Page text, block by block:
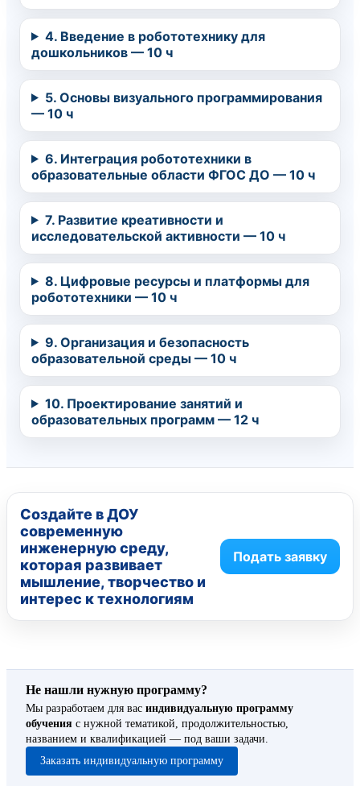
4. Введение в робототехнику для
дошкольников — 10 ч
5. Основы визуального программирования
— 10 ч
6. Интеграция робототехники в
образовательные области ФГОС ДО — 10 ч
7. Развитие креативности и
исследовательской активности — 10 ч
8. Цифровые ресурсы и платформы для
робототехники — 10 ч
9. Организация и безопасность
образовательной среды — 10 ч
10. Проектирование занятий и
образовательных программ — 12 ч
Создайте в ДОУ
современную
инженерную среду,
которая развивает
мышление, творчество и
интерес к технологиям
Подать заявку
Не нашли нужную программу?
Мы разработаем для вас индивидуальную программу
обучения с нужной тематикой, продолжительностью,
названием и квалификацией — под ваши задачи.
Заказать индивидуальную программу